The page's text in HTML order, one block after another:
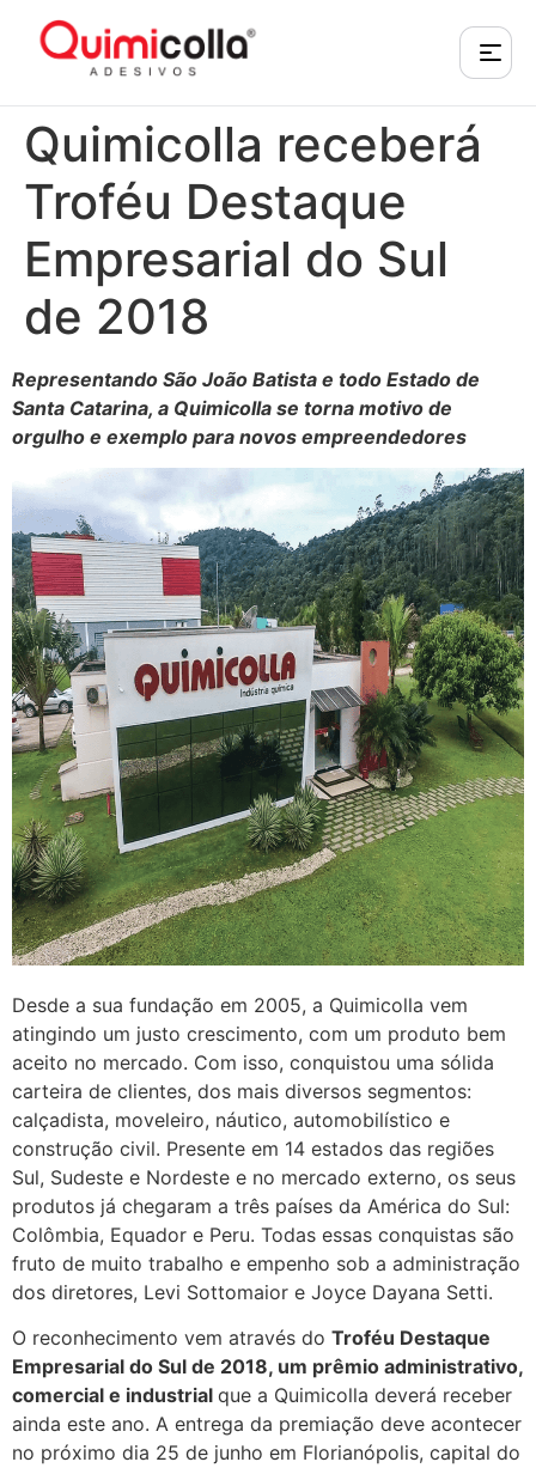
Quimicolla receberá
Troféu Destaque
Empresarial do Sul
de 2018
Representando São João Batista e todo Estado de
Santa Catarina, a Quimicolla se torna motivo de
orgulho e exemplo para novos empreendedores
Desde a sua fundação em 2005, a Quimicolla vem
atingindo um justo crescimento, com um produto bem
aceito no mercado. Com isso, conquistou uma sólida
carteira de clientes, dos mais diversos segmentos:
calçadista, moveleiro, náutico, automobilístico e
construção civil. Presente em 14 estados das regiões
Sul, Sudeste e Nordeste e no mercado externo, os seus
produtos já chegaram a três países da América do Sul:
Colômbia, Equador e Peru. Todas essas conquistas são
fruto de muito trabalho e empenho sob a administração
dos diretores, Levi Sottomaior e Joyce Dayana Setti.
O reconhecimento vem através do Troféu Destaque
Empresarial do Sul de 2018, um prêmio administrativo,
comercial e industrial que a Quimicolla deverá receber
ainda este ano. A entrega da premiação deve acontecer
no próximo dia 25 de junho em Florianópolis, capital do